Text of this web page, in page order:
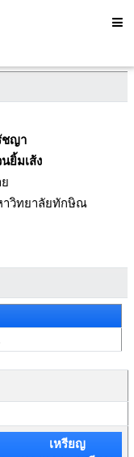
ชญา
ยิ้มเส้ง
าวิทยาลัยทักษิณ
เหรียญ